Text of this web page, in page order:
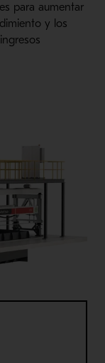
para aumentar
y los
ingresos